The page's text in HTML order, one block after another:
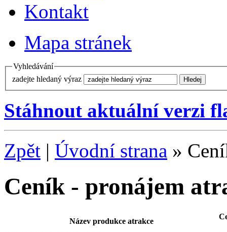
Kontakt
Mapa stránek
Vyhledávání
zadejte hledaný výraz
Stáhnout aktuální verzi
Zpět | Úvodní strana »
Ceník - pronájem
Název produkce atrakce